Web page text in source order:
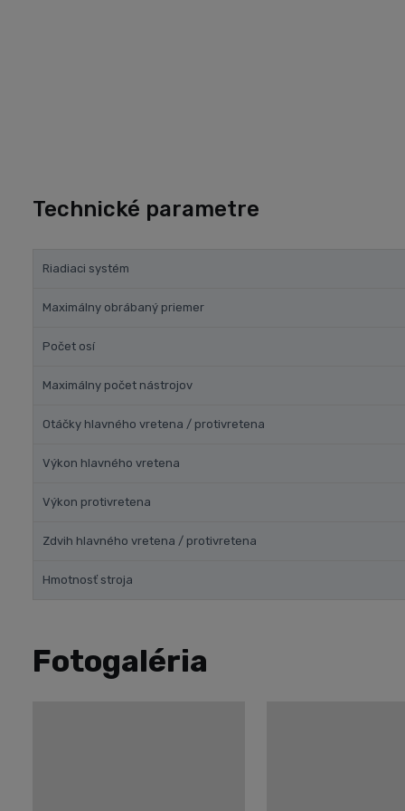
Technické parametre
Riadiaci systém
Maximálny obrábaný priemer
Počet osí
Maximálny počet nástrojov
Otáčky hlavného vretena / protivretena
Výkon hlavného vretena
Výkon protivretena
Zdvih hlavného vretena / protivretena
Hmotnosť stroja
Fotogaléria